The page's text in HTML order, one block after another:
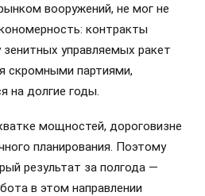
вооружений, не мог не
контракты
зенитных управляемых ракет
скромными партиями,
на долгие годы.
мощностей, дороговизне
планирования. Поэтому
результат за полгода —
в этом направлении